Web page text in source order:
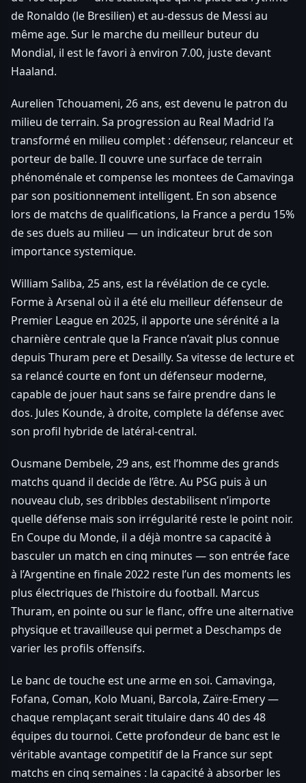
de Ronaldo (le Bresilien) et au-dessus de Messi au
même age. Sur le marche du meilleur buteur du
Mondial, il est le favori à environ 7.00, juste devant
Haaland.
Aurelien Tchouameni, 26 ans, est devenu le patron du
milieu de terrain. Sa progression au Real Madrid l’a
transformé en milieu complet : défenseur, relanceur et
porteur de balle. Il couvre une surface de terrain
phénoménale et compense les montees de Camavinga
par son positionnement intelligent. En son absence
lors de matchs de qualifications, la France a perdu 15%
de ses duels au milieu — un indicateur brut de son
importance systemique.
William Saliba, 25 ans, est la révélation de ce cycle.
Forme à Arsenal où il a été elu meilleur défenseur de
Premier League en 2025, il apporte une sérénité a la
charnière centrale que la France n’avait plus connue
depuis Thuram pere et Desailly. Sa vitesse de lecture et
sa relancé courte en font un défenseur moderne,
capable de jouer haut sans se faire prendre dans le
dos. Jules Kounde, à droite, complete la défense avec
son profil hybride de latéral-central.
Ousmane Dembele, 29 ans, est l’homme des grands
matchs quand il decide de l’être. Au PSG puis à un
nouveau club, ses dribbles destabilisent n’importe
quelle défense mais son irrégularité reste le point noir.
En Coupe du Monde, il a déjà montre sa capacité à
basculer un match en cinq minutes — son entrée face
à l’Argentine en finale 2022 reste l’un des moments les
plus électriques de l’histoire du football. Marcus
Thuram, en pointe ou sur le flanc, offre une alternative
physique et travailleuse qui permet a Deschamps de
varier les profils offensifs.
Le banc de touche est une arme en soi. Camavinga,
Fofana, Coman, Kolo Muani, Barcola, Zaïre-Emery —
chaque remplaçant serait titulaire dans 40 des 48
équipes du tournoi. Cette profondeur de banc est le
véritable avantage competitif de la France sur sept
matchs en cinq semaines : la capacité à absorber les